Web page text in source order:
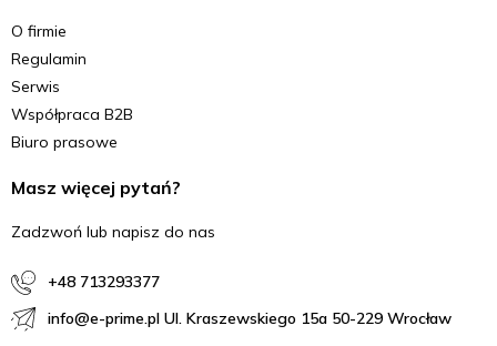
O firmie
Regulamin
Serwis
Współpraca B2B
Biuro prasowe
Masz więcej pytań?
Zadzwoń lub napisz do nas
+48 713293377
info@e-prime.pl Ul. Kraszewskiego 15a 50-229 Wrocław